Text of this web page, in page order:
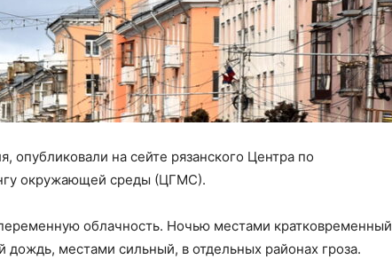
опубликовали на сейте рязанского Центра по
окружающей среды (ЦГМС).
облачность. Ночью местами кратковременный
местами сильный, в отдельных районах гроза.